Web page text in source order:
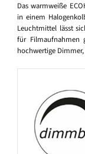
Das warmweiße
in einem
Leuchtmittel lässt
für Filmaufnahmen
hochwertige